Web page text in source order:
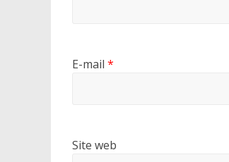
E-mail *
Site web